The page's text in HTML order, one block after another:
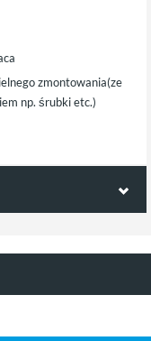
zmontowania(ze
np. śrubki etc.)